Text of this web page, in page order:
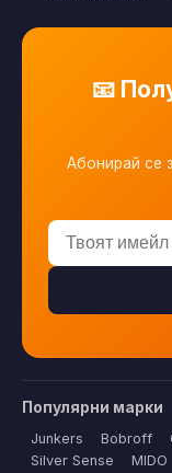
📧
Абонирай се
Популярни марки
Junkers Bobroff
Silver Sense
MIDO